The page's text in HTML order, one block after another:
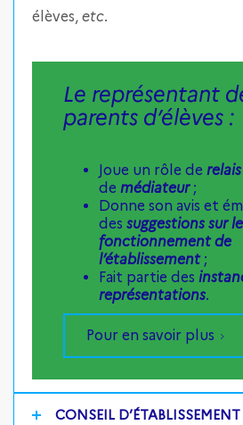
élèves, etc.
Le représentant
parents d’élèves :
Joue un rôle de relais
de médiateur ;
Donne son avis et
des suggestions sur le
fonctionnement de
l’établissement ;
Fait partie des
représentations.
Pour en savoir plus
CONSEIL D’ÉTABLISSEMENT